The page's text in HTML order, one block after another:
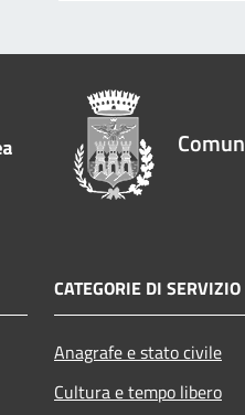
CATEGORIE DI SERVIZIO
Anagrafe e stato civile
Cultura e tempo libero